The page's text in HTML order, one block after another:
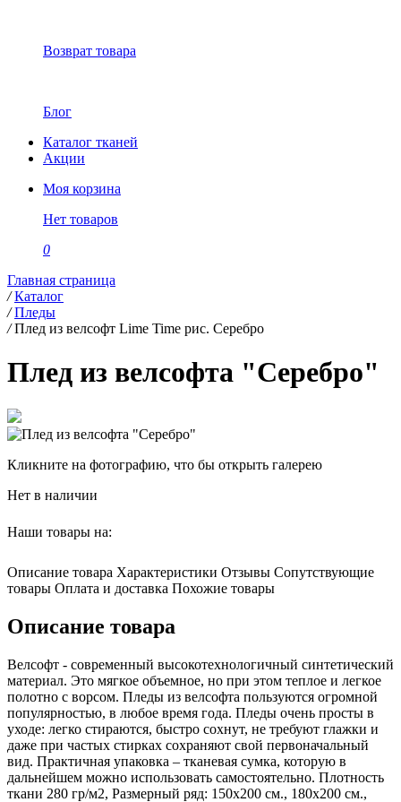
Возврат товара
Блог
Каталог тканей
Акции
Моя корзина
Нет товаров
0
Главная страница
/ Каталог
/ Пледы
/ Плед из велсофт Lime Time рис. Серебро
Плед из велсофта "Серебро"
Кликните на фотографию, что бы открыть галерею
Нет в наличии
Наши товары на:
Описание товара Характеристики Отзывы Сопутствующие
товары Оплата и доставка Похожие товары
Описание товара
Велсофт - современный высокотехнологичный синтетический
материал. Это мягкое объемное, но при этом теплое и легкое
полотно с ворсом. Пледы из велсофта пользуются огромной
популярностью, в любое время года. Пледы очень просты в
уходе: легко стираются, быстро сохнут, не требуют глажки и
даже при частых стирках сохраняют свой первоначальный
вид. Практичная упаковка – тканевая сумка, которую в
дальнейшем можно использовать самостоятельно. Плотность
ткани 280 гр/м2, Размерный ряд: 150х200 см., 180х200 см.,